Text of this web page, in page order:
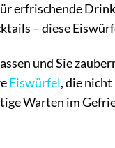
– diese
und Sie
Eiswürfel, die
Warten im